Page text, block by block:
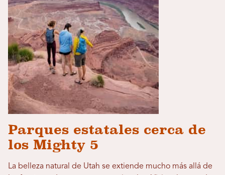
Parques estatales cerca de
los Mighty 5
La belleza natural de Utah se extiende mucho más allá de